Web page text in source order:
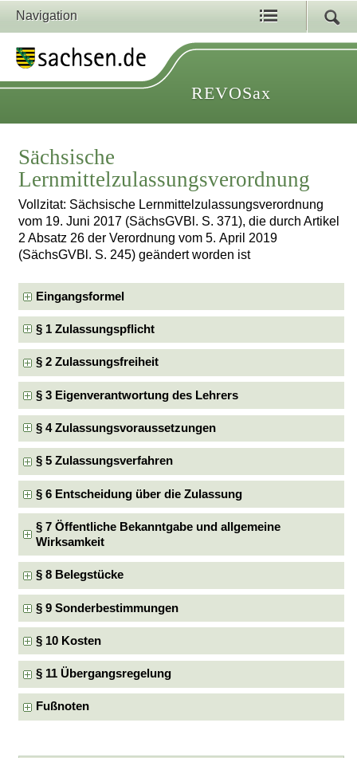
Navigation
REVOSax
Sächsische
Lernmittelzulassungsverordnung
Vollzitat: Sächsische Lernmittelzulassungsverordnung
vom 19. Juni 2017 (SächsGVBl. S. 371), die durch Artikel
2 Absatz 26 der Verordnung vom 5. April 2019
(SächsGVBl. S. 245) geändert worden ist
Eingangsformel
§ 1 Zulassungspflicht
§ 2 Zulassungsfreiheit
§ 3 Eigenverantwortung des Lehrers
§ 4 Zulassungsvoraussetzungen
§ 5 Zulassungsverfahren
§ 6 Entscheidung über die Zulassung
§ 7 Öffentliche Bekanntgabe und allgemeine
Wirksamkeit
§ 8 Belegstücke
§ 9 Sonderbestimmungen
§ 10 Kosten
§ 11 Übergangsregelung
Fußnoten